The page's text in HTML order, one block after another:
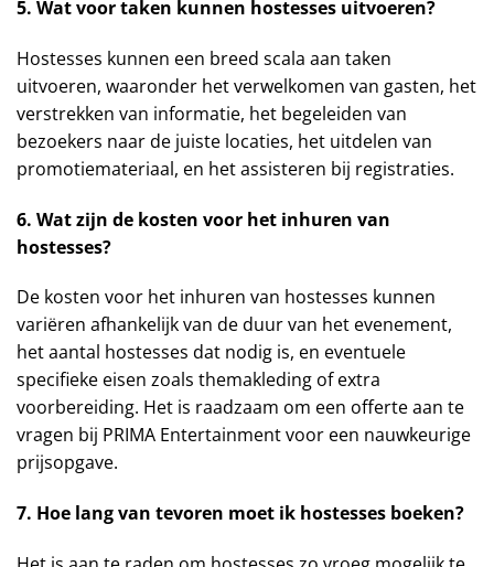
5. Wat voor taken kunnen hostesses uitvoeren?
Hostesses kunnen een breed scala aan taken
uitvoeren, waaronder het verwelkomen van gasten, het
verstrekken van informatie, het begeleiden van
bezoekers naar de juiste locaties, het uitdelen van
promotiemateriaal, en het assisteren bij registraties.
6. Wat zijn de kosten voor het inhuren van
hostesses?
De kosten voor het inhuren van hostesses kunnen
variëren afhankelijk van de duur van het evenement,
het aantal hostesses dat nodig is, en eventuele
specifieke eisen zoals themakleding of extra
voorbereiding. Het is raadzaam om een offerte aan te
vragen bij PRIMA Entertainment voor een nauwkeurige
prijsopgave.
7. Hoe lang van tevoren moet ik hostesses boeken?